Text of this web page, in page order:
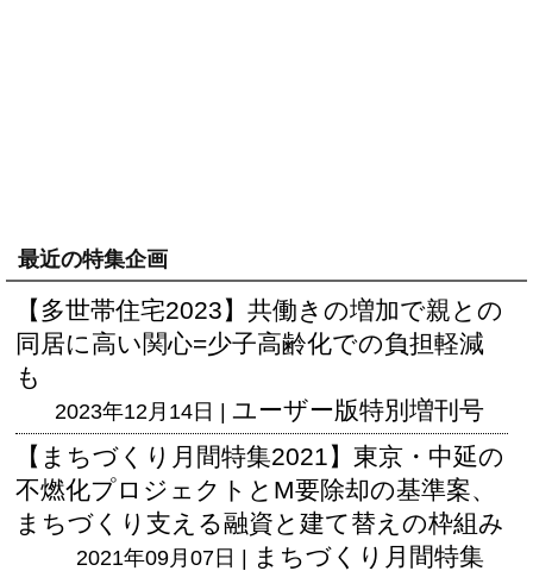
最近の特集企画
【多世帯住宅2023】共働きの増加で親との
同居に高い関心=少子高齢化での負担軽減
も
2023年12月14日 | ユーザー版特別増刊号
【まちづくり月間特集2021】東京・中延の
不燃化プロジェクトとM要除却の基準案、
まちづくり支える融資と建て替えの枠組み
2021年09月07日 | まちづくり月間特集